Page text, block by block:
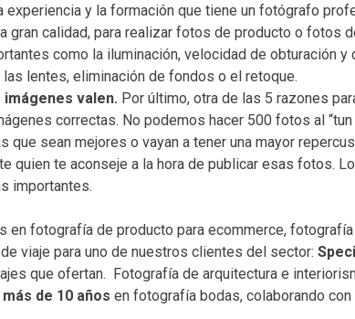
experiencia y la formación que tiene un fotógrafo
gran calidad, para realizar fotos de producto o fotos
como la iluminación, velocidad de obturación
lentes, eliminación de fondos o el retoque.
imágenes valen. Por último, otra de las 5 razones
correctas. No podemos hacer 500 fotos al
que sean mejores o vayan a tener una mayor
quien te aconseje a la hora de publicar esas fotos.
importantes.
en fotografía de producto para ecommerce,
viaje para uno de nuestros clientes del sector:
que ofertan. Fotografía de arquitectura e
de 10 años en fotografía bodas, colaborando